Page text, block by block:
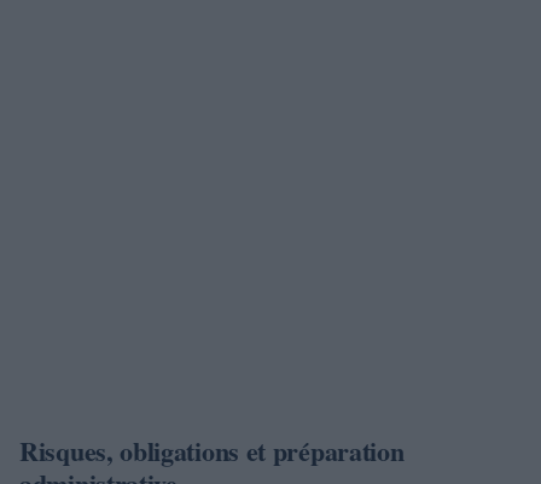
Risques, obligations et préparation